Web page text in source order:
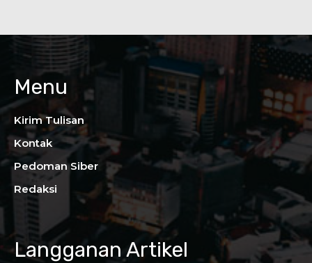
Langganan Artikel
Menu
Kirim Tulisan
Kontak
Pedoman Siber
Redaksi